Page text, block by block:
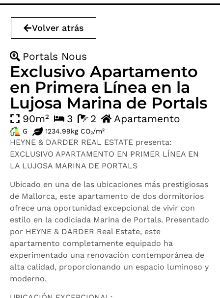
Volver atrás
Portals Nous
Exclusivo Apartamento
en Primera Línea en la
Lujosa Marina de Portals
90m² 3 2 Apartamento
G 1234.99kg CO₂/m²
HEYNE & DARDER REAL ESTATE presenta:
EXCLUSIVO APARTAMENTO EN PRIMER LÍNEA EN
LA LUJOSA MARINA DE PORTALS
Ubicado en una de las ubicaciones más prestigiosas
de Mallorca, este apartamento de dos dormitorios
ofrece una oportunidad excepcional de vivir con
estilo en la codiciada Marina de Portals. Presentado
por HEYNE & DARDER Real Estate, este
apartamento completamente equipado ha
experimentado una renovación contemporánea de
alta calidad, proporcionando un espacio luminoso y
moderno.